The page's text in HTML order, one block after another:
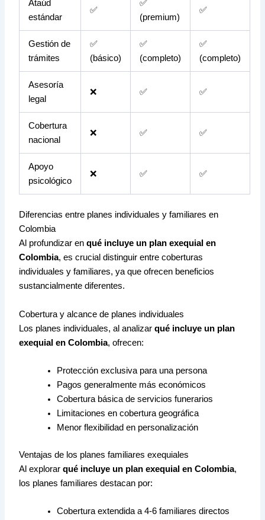
Ataúd
estándar
✅
✅
(premium)
✅
Gestión de
trámites
✅
(básico)
✅
(completo)
✅
(completo)
Asesoría
legal
❌ ✅ ✅
Cobertura
nacional
❌ ✅ ✅
Apoyo
psicológico
❌ ✅ ✅
Diferencias entre planes individuales y familiares en
Colombia
Al profundizar enqué incluye un plan exequial en
Colombia, es crucial distinguir entre coberturas
individuales y familiares, ya que ofrecen beneficios
sustancialmente diferentes.
Cobertura y alcance de planes individuales
Los planes individuales, al analizarqué incluye un plan
exequial en Colombia, ofrecen:
Protección exclusiva para una persona
Pagos generalmente más económicos
Cobertura básica de servicios funerarios
Limitaciones en cobertura geográfica
Menor flexibilidad en personalización
Ventajas de los planes familiares exequiales
Al explorarqué incluye un plan exequial en Colombia,
los planes familiares destacan por:
Cobertura extendida a 4-6 familiares directos